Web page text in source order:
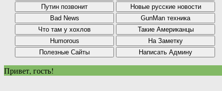
Привет, гость!